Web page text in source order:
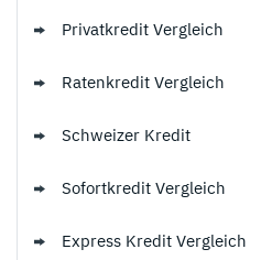
Privatkredit Vergleich
Ratenkredit Vergleich
Schweizer Kredit
Sofortkredit Vergleich
Express Kredit Vergleich